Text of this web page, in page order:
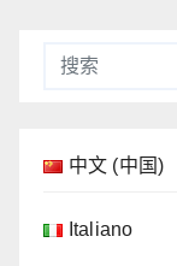
中文 (中国)
Italiano